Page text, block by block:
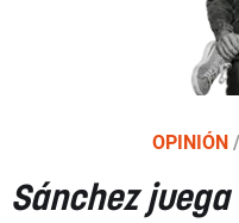
OPINIÓN /
Sánchez